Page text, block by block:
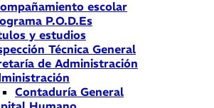
escolar
P.O.D.Es
y estudios
Técnica General
de Administración
Contaduría General